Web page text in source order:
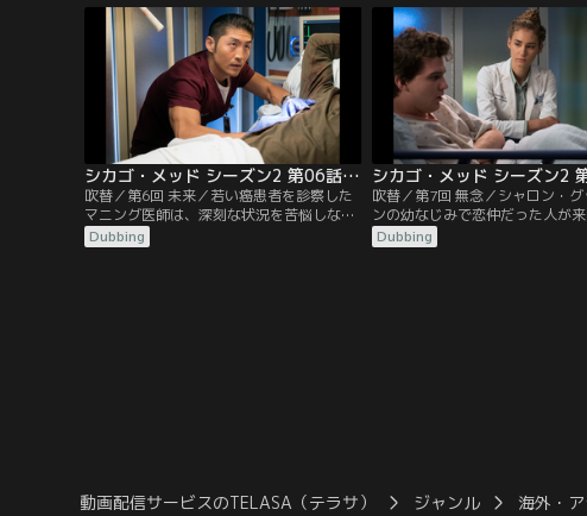
かず難しさを痛感する。チャールズ医師
は、サラに、サラが思いもよらなかった面
白い提案を持ちかける。
持つ明るさに医師は刺激を受け
く。チョイ医師は一日助手の海軍
ともに、市内で起きたギャングの
の被害者を治療する。
シカゴ・メッド シーズン2 第06話／吹替
吹替／第6回 未来／若い癌患者を診察した
マニング医師は、深刻な状況を苦悩しなが
ら両親に伝える。リース医師は若者ダニー
が問題を抱えていると知り、苦境から救い
Dubbing
吹替／第7回 無念／シャロン・グ
ンの幼なじみで恋仲だった人が
が、病状は深刻である。金欠状態
たいハルステッド医師は、メディ
Dubbing
動画配信サービスのTELASA（テラサ） ジャンル 海外・